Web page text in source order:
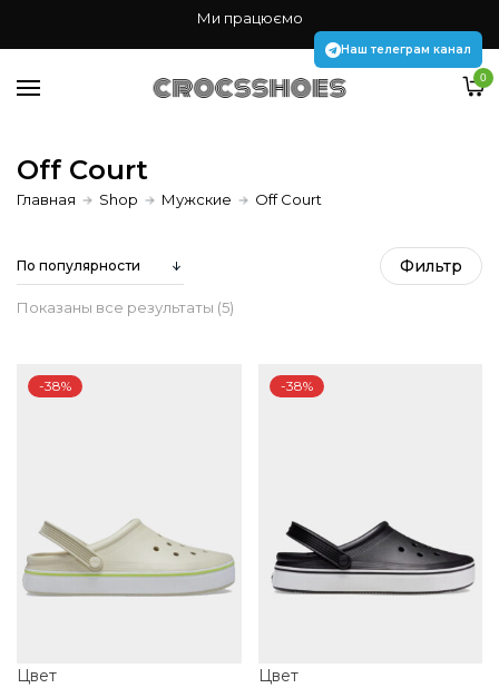
Ми працюємо
Наш телеграм канал
0
Чоловікам
Дітям
Наш телеграм канал
Off Court
Главная Shop Мужские Off Court
Фильтр
Показаны все результаты (5)
популярности
Цвет
-38%
Цвет
-38%